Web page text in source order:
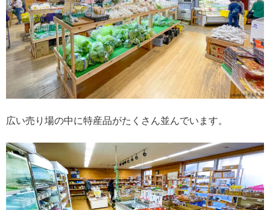
広い売り場の中に特産品がたくさん並んでいます。